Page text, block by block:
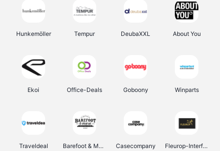
Hunkemöller Tempur DeubaXXL About You
Ekoi Office-Deals Goboony Winparts
Traveldeal Barefoot & More Casecompany Fleurop-Interflora